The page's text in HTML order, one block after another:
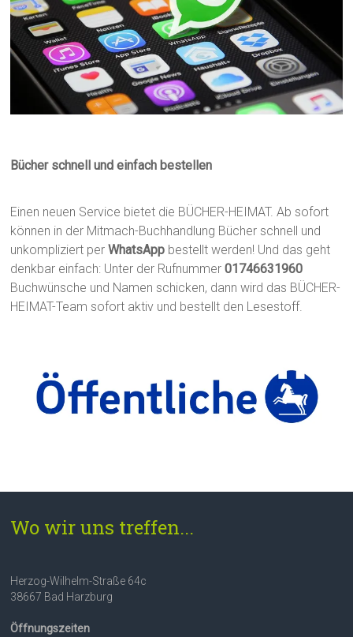
Bücher schnell und einfach bestellen
Einen neuen Service bietet die BÜCHER-HEIMAT. Ab sofort
können in der Mitmach-Buchhandlung Bücher schnell und
unkompliziert perWhatsApp bestellt werden! Und das geht
denkbar einfach: Unter der Rufnummer01746631960
Buchwünsche und Namen schicken, dann wird das BÜCHER-
HEIMAT-Team sofort aktiv und bestellt den Lesestoff.
Wo wir uns treffen...
Herzog-Wilhelm-Straße 64c
38667 Bad Harzburg
Öffnungszeiten